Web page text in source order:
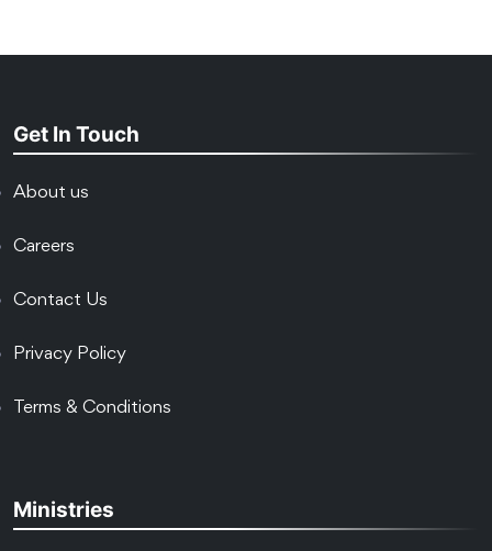
Get In Touch
About us
Careers
Contact Us
Privacy Policy
Terms & Conditions
Ministries